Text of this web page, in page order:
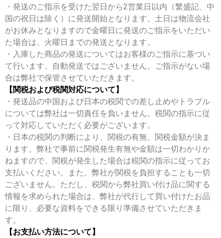
・発送のご指示を受けた翌日から2営業日以内（繁盛記、中
国の祝日は除く）に発送開始となります。土日は物流会社
がお休みとなりますので金曜日に発送のご指示をいただい
た場合は、火曜日までの発送となります。
・入庫した商品の発送についてはお客様のご指示に基づい
て行います。自動発送ではございません。ご指示がない場
合は弊社で保管させていただきます。
【関税および税関対応について】
・発送品の中国および日本の税関での差し止めやトラブル
については弊社は一切責任を負いません。税関の指示に従
って対応していただく必要がございます。
・日本の税関の判断により、関税の有無、関税金額が決ま
ります。弊社で事前に関税発生有無や金額は一切わかりか
ねますので、関税が発生した場合は税関の指示に従ってお
支払いください。また、弊社が関税を負担することも一切
ございません。ただし、税関から弊社買い付け品に関する
情報を求められた場合は、弊社が代行して買い付けたお品
に限り、必要な資料をできる限り準備させていただきま
す。
【お支払い方法について】